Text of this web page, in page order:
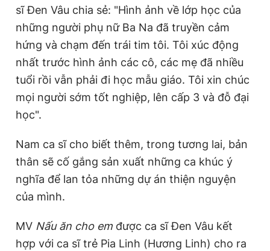
sĩ Đen Vâu chia sẻ: "Hình ảnh về lớp học của
những người phụ nữ Ba Na đã truyền cảm
hứng và chạm đến trái tim tôi. Tôi xúc động
nhất trước hình ảnh các cô, các mẹ đã nhiều
tuổi rồi vẫn phải đi học mẫu giáo. Tôi xin chúc
mọi người sớm tốt nghiệp, lên cấp 3 và đỗ đại
học".
Nam ca sĩ cho biết thêm, trong tương lai, bản
thân sẽ cố gắng sản xuất những ca khúc ý
nghĩa để lan tỏa những dự án thiện nguyện
của mình.
MV Nấu ăn cho em được ca sĩ Đen Vâu kết
hợp với ca sĩ trẻ Pia Linh (Hương Linh) cho ra